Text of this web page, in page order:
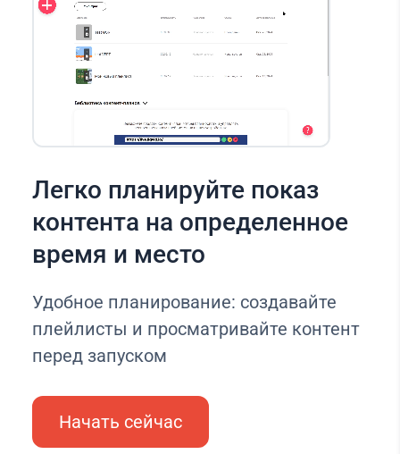
Легко планируйте показ
контента на определенное
время и место
Удобное планирование: создавайте
плейлисты и просматривайте контент
перед запуском
Начать сейчас